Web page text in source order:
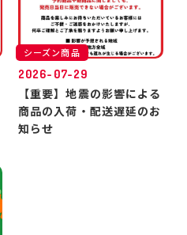
シーズン商品
2026-07-29
【重要】地震の影響による
商品の入荷・配送遅延のお
知らせ